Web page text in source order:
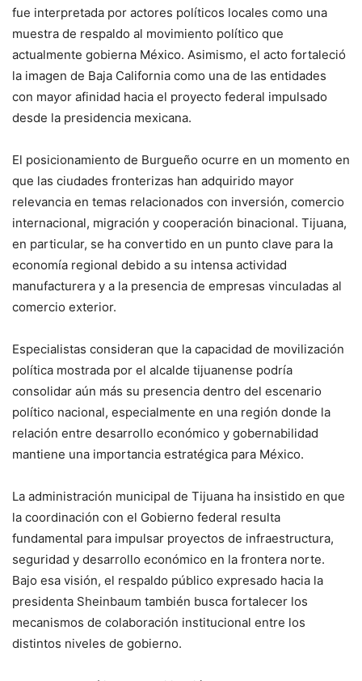
fue interpretada por actores políticos locales como una
muestra de respaldo al movimiento político que
actualmente gobierna México. Asimismo, el acto fortaleció
la imagen de Baja California como una de las entidades
con mayor afinidad hacia el proyecto federal impulsado
desde la presidencia mexicana.
El posicionamiento de Burgueño ocurre en un momento en
que las ciudades fronterizas han adquirido mayor
relevancia en temas relacionados con inversión, comercio
internacional, migración y cooperación binacional. Tijuana,
en particular, se ha convertido en un punto clave para la
economía regional debido a su intensa actividad
manufacturera y a la presencia de empresas vinculadas al
comercio exterior.
Especialistas consideran que la capacidad de movilización
política mostrada por el alcalde tijuanense podría
consolidar aún más su presencia dentro del escenario
político nacional, especialmente en una región donde la
relación entre desarrollo económico y gobernabilidad
mantiene una importancia estratégica para México.
La administración municipal de Tijuana ha insistido en que
la coordinación con el Gobierno federal resulta
fundamental para impulsar proyectos de infraestructura,
seguridad y desarrollo económico en la frontera norte.
Bajo esa visión, el respaldo público expresado hacia la
presidenta Sheinbaum también busca fortalecer los
mecanismos de colaboración institucional entre los
distintos niveles de gobierno.